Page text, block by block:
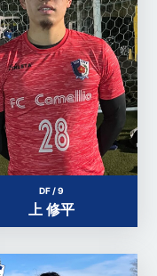
DF / 9
上 修平